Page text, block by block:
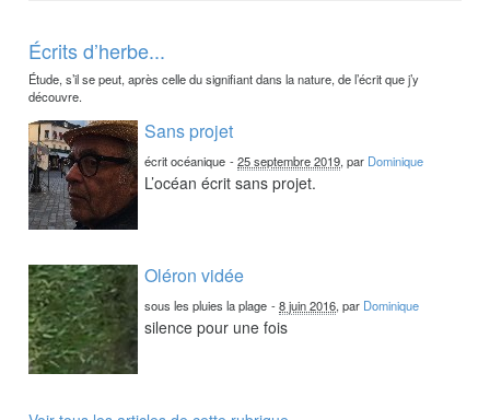
Écrits d’herbe...
Étude, s’il se peut, après celle du signifiant dans la nature, de l’écrit que j’y
découvre.
Sans projet
écrit océanique -25 septembre 2019, par Dominique
L’océan écrit sans projet.
Oléron vidée
sous les pluies la plage -8 juin 2016, par Dominique
silence pour une fois